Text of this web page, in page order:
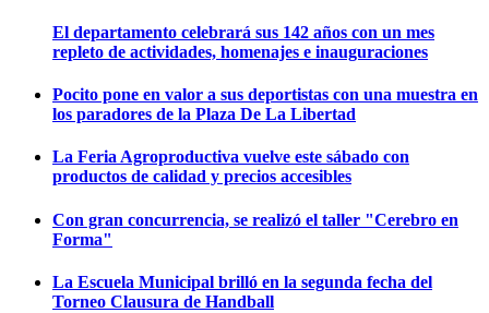
El departamento celebrará sus 142 años con un mes
repleto de actividades, homenajes e inauguraciones
Pocito pone en valor a sus deportistas con una muestra en
los paradores de la Plaza De La Libertad
La Feria Agroproductiva vuelve este sábado con
productos de calidad y precios accesibles
Con gran concurrencia, se realizó el taller "Cerebro en
Forma"
La Escuela Municipal brilló en la segunda fecha del
Torneo Clausura de Handball